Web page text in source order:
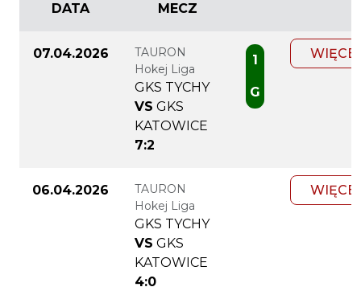
DATA MECZ
07.04.2026
TAURON
Hokej Liga
GKS TYCHY
VS GKS
KATOWICE
7:2
1
G
06.04.2026
TAURON
Hokej Liga
GKS TYCHY
VS GKS
KATOWICE
4:0